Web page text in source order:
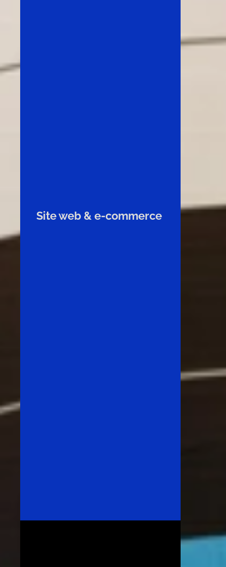
Site web & e-commerce